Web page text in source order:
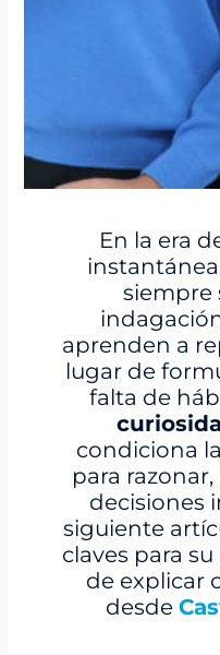
En la era
siempre
aprenden a
lugar de
falta de
condiciona
para
decisiones
siguiente
claves para
de explicar
desde